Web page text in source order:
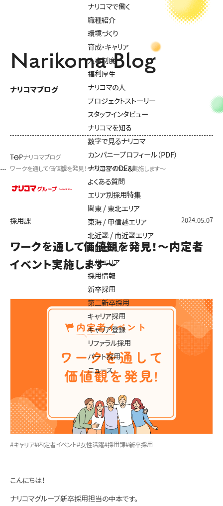
ナリコマで働く
職種紹介
環境づくり
育成・キャリア
人事制度
福利厚生
ナリコマの人
プロジェクトストーリー
スタッフインタビュー
ナリコマを知る
数字で見るナリコマ
カンパニープロフィール（PDF）
ナリコマのDE&I
よくある質問
エリア別採用特集
関東 / 東北エリア
東海 / 甲信越エリア
北近畿 / 南近畿エリア
中四国エリア
九州エリア
採用情報
新卒採用
第二新卒採用
キャリア採用
キャリア登録
リファラル採用
パート採用
ニュース
Narikoma Blog
ナリコマブログ
TOPナリコマブログ
ワークを通して価値観を発見！～内定者イベント実施します～
採用課 2024.05.07
ワークを通して価値観を発見！～内定者
イベント実施します～
#キャリア#内定者イベント#女性活躍#採用課#新卒採用
こんにちは！
ナリコマグループ新卒採用担当の中本です。